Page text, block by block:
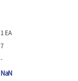
1 EA
7
-
NaN